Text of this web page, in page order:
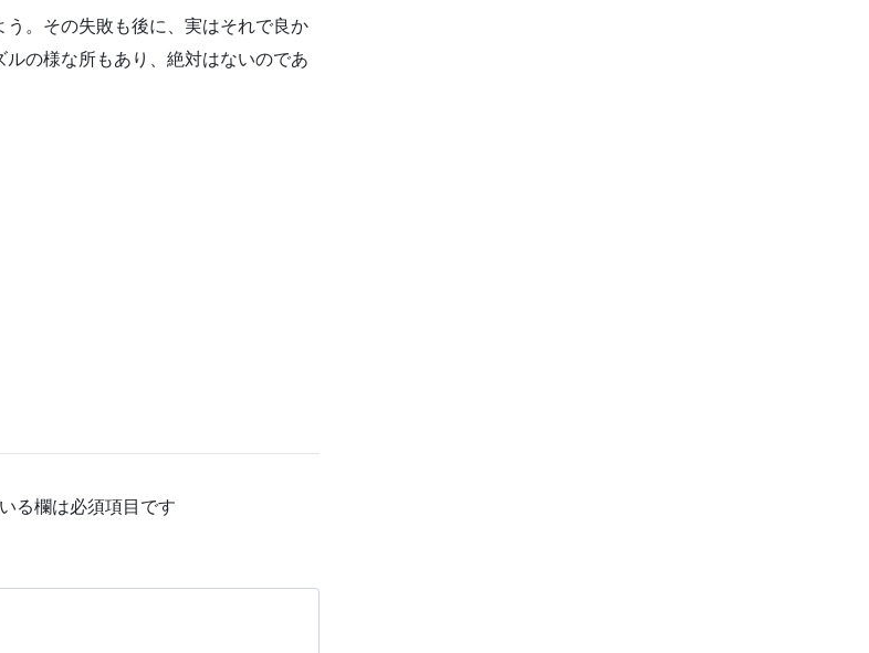
。その失敗も後に、実はそれで良か
の様な所もあり、絶対はないのであ
る欄は必須項目です